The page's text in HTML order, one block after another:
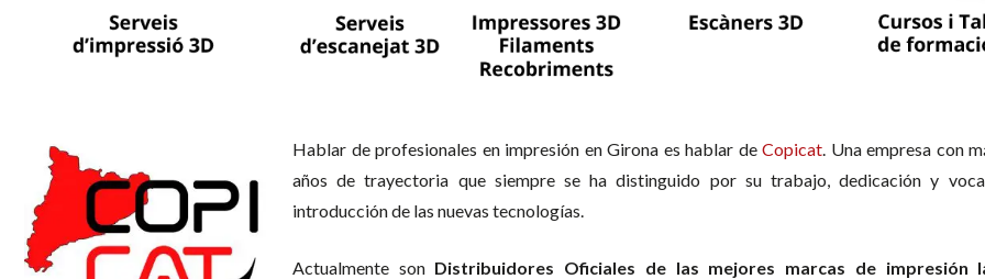
Hablar de profesionales en impresión en Girona es hablar de Copicat . Una empresa con
años de trayectoria que siempre se ha distinguido por su trabajo, dedicación y
introducción de las nuevas tecnologías.
Actualmente son Distribuidores Oficiales de las mejores marcas de impresión